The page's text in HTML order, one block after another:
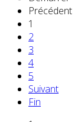
Précédent
1
2
3
4
5
Suivant
Fin